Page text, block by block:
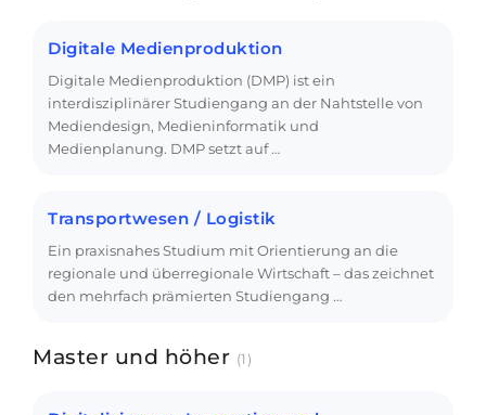
Digitale Medienproduktion
Digitale Medienproduktion (DMP) ist ein
interdisziplinärer Studiengang an der Nahtstelle von
Medien­design, Medieninformatik und
Medienplanung. DMP setzt auf …
Transportwesen / Logistik
Ein praxisnahes Studium mit Orientierung an die
regionale und überregionale Wirtschaft – das zeichnet
den mehrfach prämierten Studiengang …
Master und höher (1)